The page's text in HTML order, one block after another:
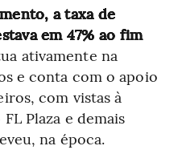
a taxa de
em 47% ao fim
ativamente na
e conta com o apoio
com vistas à
Plaza e demais
na época.